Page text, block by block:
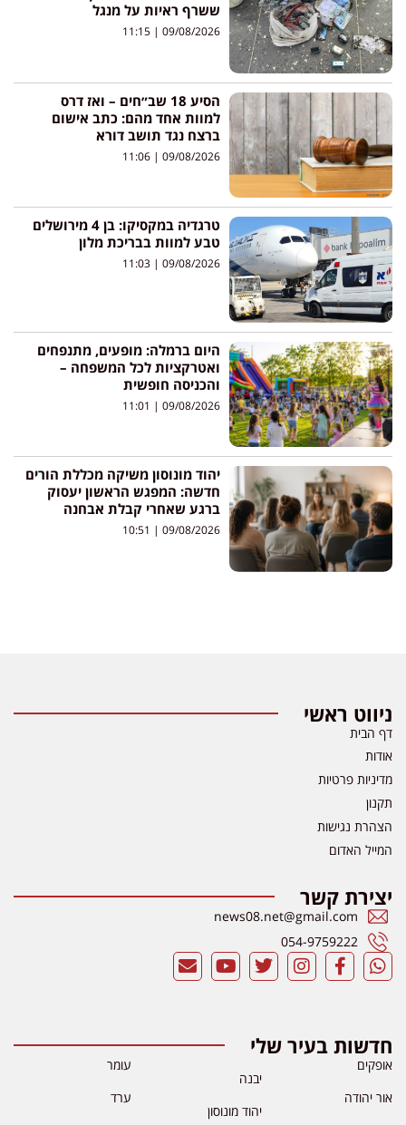
ששרף ראיות על מנגל
09/08/2026
הסיע 18 שב״חים – ואז דרס
למוות אחד מהם: כתב אישום
ברצח נגד תושב דורא
09/08/2026
טרגדיה במקסיקו: בן 4 מירושלים
טבע למוות בבריכת מלון
09/08/2026
היום ברמלה: מופעים, מתנפחים
ואטרקציות לכל המשפחה –
והכניסה חופשית
09/08/2026
יהוד מונוסון משיקה מכללת הורים
חדשה: המפגש הראשון יעסוק
ברגע שאחרי קבלת אבחנה
09/08/2026
ניווט ראשי
דף הבית
אודות
מדיניות פרטיות
תקנון
הצהרת נגישות
המייל האדום
יצירת קשר
news08.net@gmail.com
054-9759222
חדשות בעיר שלי
אופקים
אור יהודה
יבנה
יהוד מונוסון
עומר
ערד